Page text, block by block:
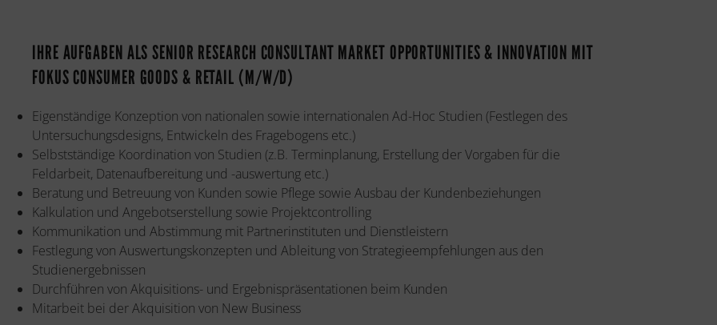
IHRE AUFGABEN ALS SENIOR RESEARCH CONSULTANT MARKET OPPORTUNITIES & INNOVATION MIT
FOKUS CONSUMER GOODS & RETAIL (M/W/D)
Eigenständige Konzeption von nationalen sowie internationalen Ad-Hoc Studien (Festlegen des
Untersuchungsdesigns, Entwickeln des Fragebogens etc.)
Selbstständige Koordination von Studien (z.B. Terminplanung, Erstellung der Vorgaben für die
Feldarbeit, Datenaufbereitung und -auswertung etc.)
Beratung und Betreuung von Kunden sowie Pflege sowie Ausbau der Kundenbeziehungen
Kalkulation und Angebotserstellung sowie Projektcontrolling
Kommunikation und Abstimmung mit Partnerinstituten und Dienstleistern
Festlegung von Auswertungskonzepten und Ableitung von Strategieempfehlungen aus den
Studienergebnissen
Durchführen von Akquisitions- und Ergebnispräsentationen beim Kunden
Mitarbeit bei der Akquisition von New Business